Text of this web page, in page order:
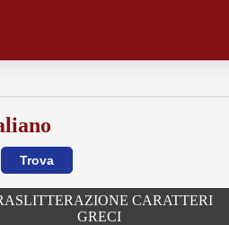
CARATTERI
GRECI